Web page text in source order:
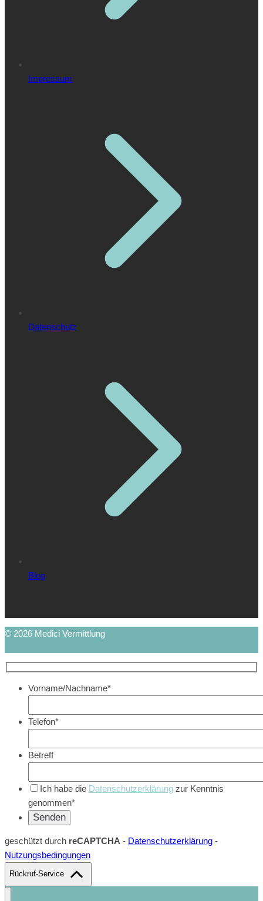
Impressum
Datenschutz
Blog
© 2026 Medici Vermittlung
Vorname/Nachname*
Telefon*
Betreff
Ich habe die Datenschutzerklärung zur Kenntnis
genommen*
geschützt durch reCAPTCHA - Datenschutzerklärung -
Nutzungsbedingungen
Rückruf-Service